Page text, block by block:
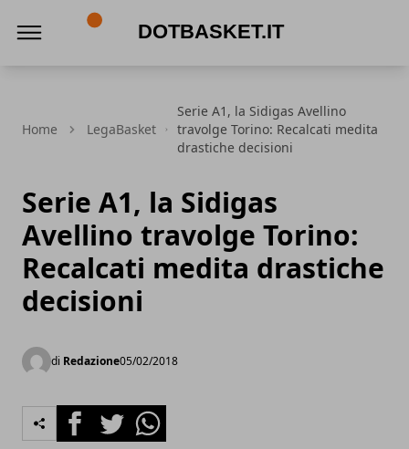
Home LegaBasket
Serie A1, la Sidigas Avellino
travolge Torino: Recalcati medita
drastiche decisioni
Serie A1, la Sidigas
Avellino travolge Torino:
Recalcati medita drastiche
decisioni
di Redazione05/02/2018
FacebookTwitterWhatsapp